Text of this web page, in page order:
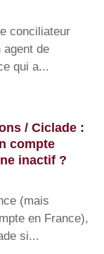
conciliateur
agent de
qui a...
/ Ciclade :
compte
inactif ?
(mais
en France),
si...